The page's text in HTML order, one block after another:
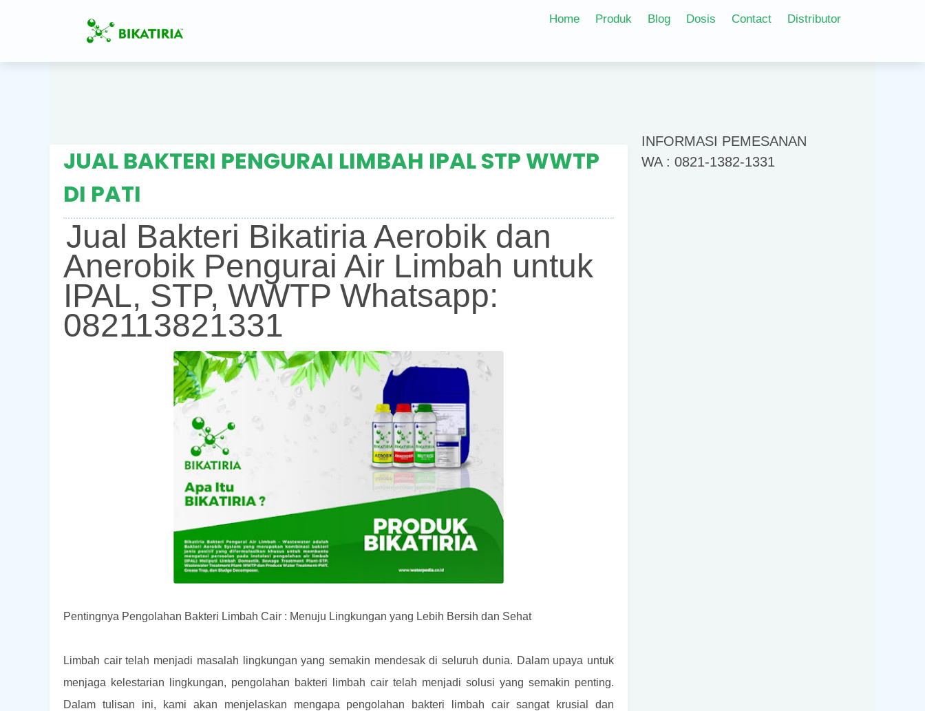
Home Produk Blog Dosis Contact Distributor
JUAL BAKTERI PENGURAI LIMBAH IPAL STP WWTP
DI PATI
Jual Bakteri Bikatiria Aerobik dan
Anerobik Pengurai Air Limbah untuk
IPAL, STP, WWTP Whatsapp:
082113821331
Pentingnya Pengolahan Bakteri Limbah Cair : Menuju Lingkungan yang Lebih Bersih dan Sehat
Limbah cair telah menjadi masalah lingkungan yang semakin mendesak di seluruh dunia. Dalam upaya untuk
menjaga kelestarian lingkungan, pengolahan bakteri limbah cair telah menjadi solusi yang semakin penting.
Dalam tulisan ini, kami akan menjelaskan mengapa pengolahan bakteri limbah cair sangat krusial dan
INFORMASI PEMESANAN
WA : 0821-1382-1331